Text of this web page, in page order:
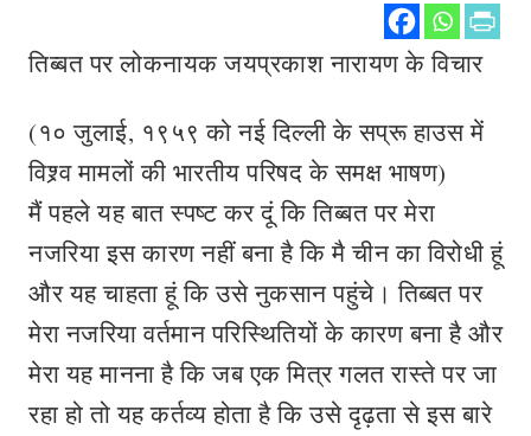
तिब्बत पर लोकनायक जयप्रकाश नारायण के विचार
(१० जुलाई, १९५९ को नई दिल्ली के सप्रू हाउस में
विश्र्व मामलों की भारतीय परिषद के समक्ष भाषण)
मैं पहले यह बात स्पष्ट कर दूं कि तिब्बत पर मेरा
नजरिया इस कारण नहीं बना है कि मै चीन का विरोधी हूं
और यह चाहता हूं कि उसे नुकसान पहुंचे। तिब्बत पर
मेरा नजरिया वर्तमान परिस्थितियों के कारण बना है और
मेरा यह मानना है कि जब एक मित्र गलत रास्ते पर जा
रहा हो तो यह कर्तव्य होता है कि उसे दृढ़ता से इस बारे